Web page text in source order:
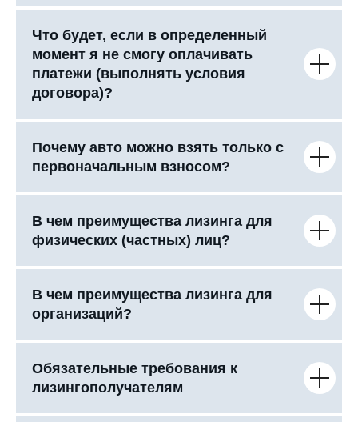
Что будет, если в определенный
момент я не смогу оплачивать
платежи (выполнять условия
договора)?
Почему авто можно взять только с
первоначальным взносом?
В чем преимущества лизинга для
физических (частных) лиц?
В чем преимущества лизинга для
организаций?
Обязательные требования к
лизингополучателям